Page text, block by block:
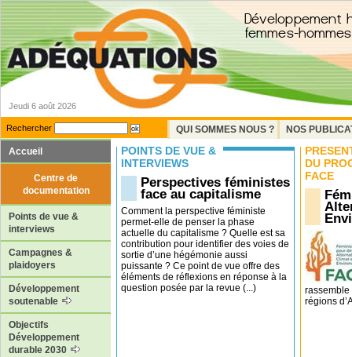
Jeudi 6 août 2026
Rechercher QUI SOMMES NOUS ?
NOS
Accueil
Centre de
documentation
Points de vue &
interviews
Campagnes &
plaidoyers
Développement
soutenable
Objectifs
Développement
durable 2030
POINTS DE VUE &
INTERVIEWS
Perspectives féministes
face au capitalisme
Comment la perspective féministe
permet-elle de penser la phase
actuelle du capitalisme ? Quelle est sa
contribution pour identifier des voies de
sortie d’une hégémonie aussi
puissante ? Ce point de vue offre des
éléments de réflexions en réponse à la
question posée par la revue (...)
DU
FACE
rassemble
régions